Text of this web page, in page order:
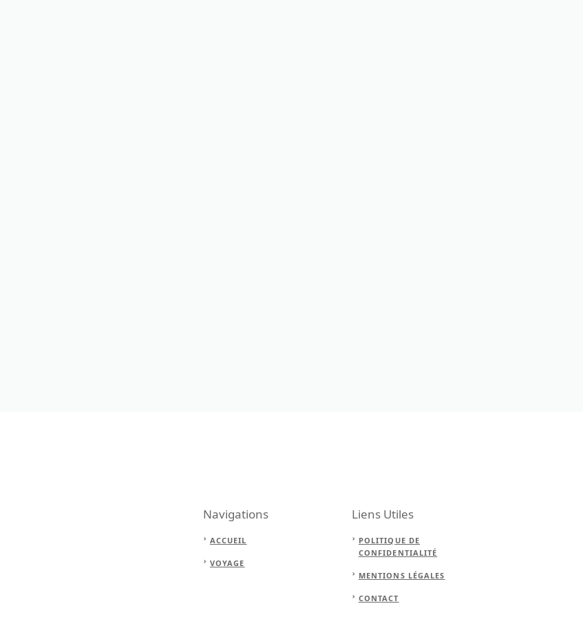
Navigations
ACCUEIL
VOYAGE
Liens Utiles
POLITIQUE DE
CONFIDENTIALITÉ
MENTIONS LÉGALES
CONTACT